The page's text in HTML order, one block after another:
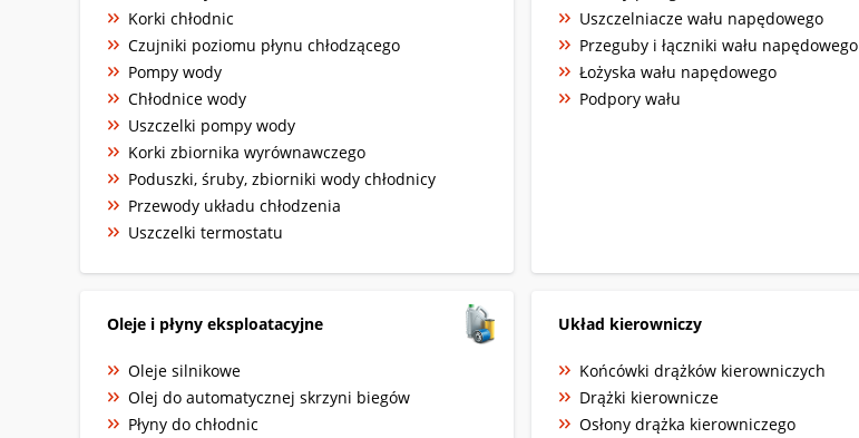
Korki chłodnic
Czujniki poziomu płynu chłodzącego
Pompy wody
Chłodnice wody
Uszczelki pompy wody
Korki zbiornika wyrównawczego
Poduszki, śruby, zbiorniki wody chłodnicy
Przewody układu chłodzenia
Uszczelki termostatu
Uszczelniacze wału napędowego
Przeguby i łączniki wału napędowego
Łożyska wału napędowego
Podpory wału
Oleje i płyny eksploatacyjne
Oleje silnikowe
Olej do automatycznej skrzyni biegów
Płyny do chłodnic
Układ kierowniczy
Końcówki drążków kierowniczych
Drążki kierownicze
Osłony drążka kierowniczego